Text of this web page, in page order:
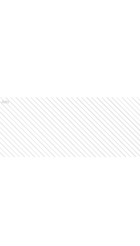
Ads